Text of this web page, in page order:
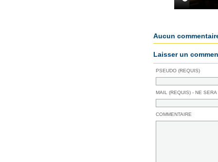
Aucun
Laisser un
PSEUDO (REQUIS)
MAIL (REQUIS) - NE
COMMENTAIRE